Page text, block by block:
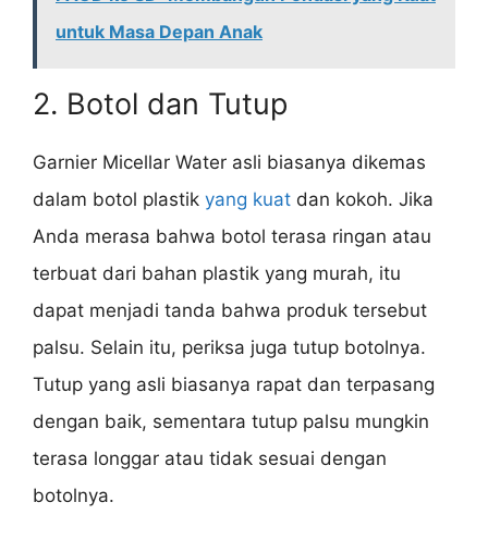
untuk Masa Depan Anak
2. Botol dan Tutup
Garnier Micellar Water asli biasanya dikemas
dalam botol plastik yang kuat dan kokoh. Jika
Anda merasa bahwa botol terasa ringan atau
terbuat dari bahan plastik yang murah, itu
dapat menjadi tanda bahwa produk tersebut
palsu. Selain itu, periksa juga tutup botolnya.
Tutup yang asli biasanya rapat dan terpasang
dengan baik, sementara tutup palsu mungkin
terasa longgar atau tidak sesuai dengan
botolnya.